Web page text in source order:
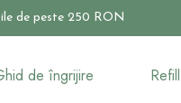
de peste 250 RON
de îngrijire Refill